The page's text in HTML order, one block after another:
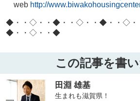
web http://
◆・・◇・・◆・・◇・・◆・・◇・
◆・・◇・・◆
この記事を書
田淵 雄基
生まれも滋賀県！